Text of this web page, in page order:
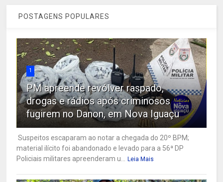
POSTAGENS POPULARES
1
PM apreende revólver raspado,
drogas e rádios após criminosos
fugirem no Danon, em Nova Iguaçu
Suspeitos escaparam ao notar a chegada do 20º BPM;
material ilícito foi abandonado e levado para a 56ª DP
Policiais militares apreenderam u... Leia Mais